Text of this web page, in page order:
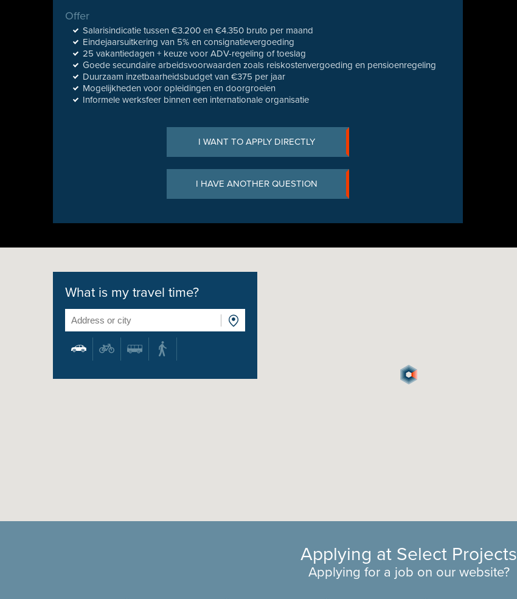
Offer
Salarisindicatie tussen €3.200 en €4.350 bruto per maand
Eindejaarsuitkering van 5% en consignatievergoeding
25 vakantiedagen + keuze voor ADV-regeling of toeslag
Goede secundaire arbeidsvoorwaarden zoals reiskostenvergoeding en pensioenregeling
Duurzaam inzetbaarheidsbudget van €375 per jaar
Mogelijkheden voor opleidingen en doorgroeien
Informele werksfeer binnen een internationale organisatie
I WANT TO APPLY DIRECTLY
I HAVE ANOTHER QUESTION
What is my travel time?
Applying at Select Projects
Applying for a job on our website?